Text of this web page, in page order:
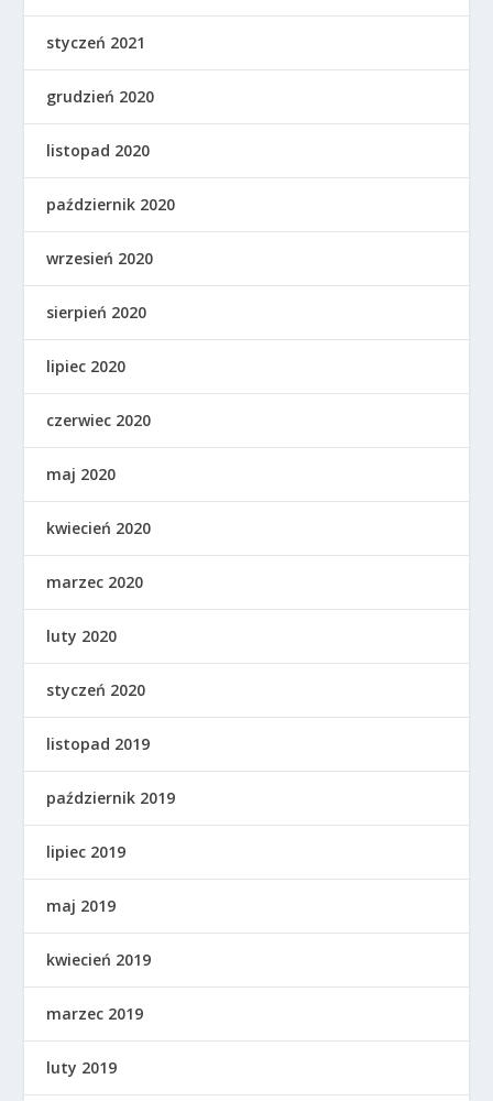
styczeń 2021
grudzień 2020
listopad 2020
październik 2020
wrzesień 2020
sierpień 2020
lipiec 2020
czerwiec 2020
maj 2020
kwiecień 2020
marzec 2020
luty 2020
styczeń 2020
listopad 2019
październik 2019
lipiec 2019
maj 2019
kwiecień 2019
marzec 2019
luty 2019